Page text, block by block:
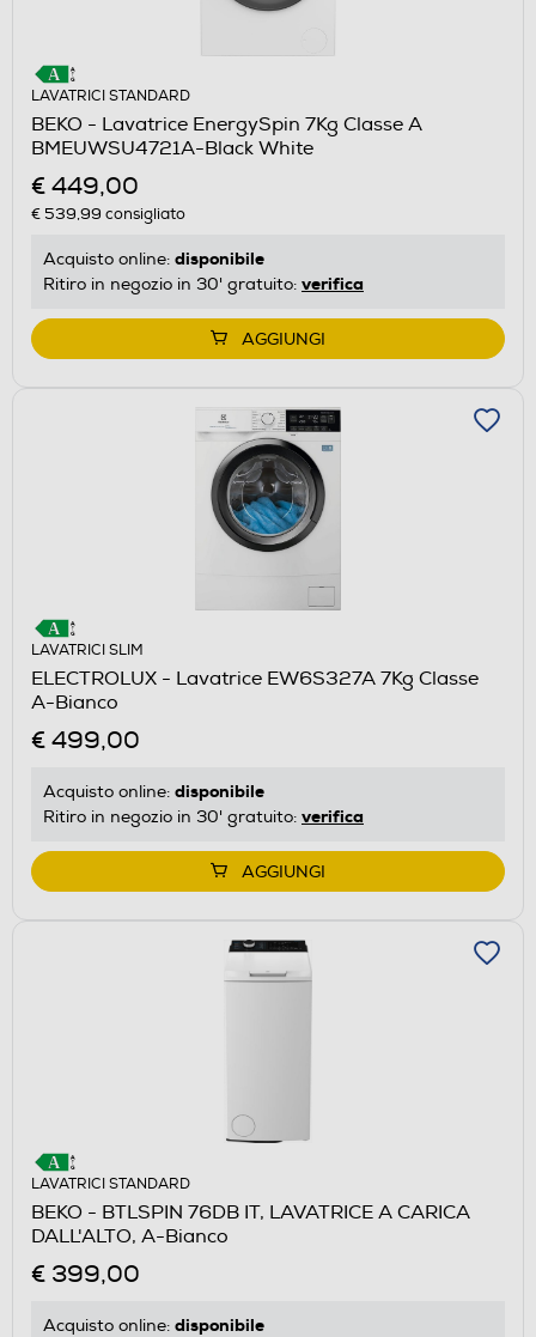
LAVATRICI STANDARD
BEKO - Lavatrice EnergySpin 7Kg Classe A
BMEUWSU4721A-Black White
€ 449,00
€ 539,99 consigliato
Acquisto online: disponibile
Ritiro in negozio in 30' gratuito: verifica
AGGIUNGI
LAVATRICI SLIM
ELECTROLUX - Lavatrice EW6S327A 7Kg Classe
A-Bianco
€ 499,00
Acquisto online: disponibile
Ritiro in negozio in 30' gratuito: verifica
AGGIUNGI
LAVATRICI STANDARD
BEKO - BTLSPIN 76DB IT, LAVATRICE A CARICA
DALL'ALTO, A-Bianco
€ 399,00
Acquisto online: disponibile